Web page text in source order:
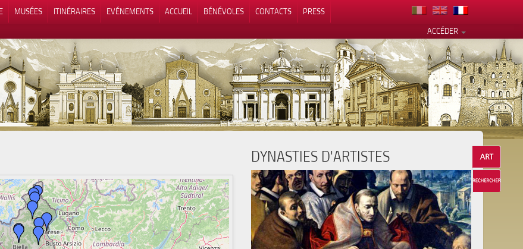
MUSÉES ITINÉRAIRES EVÉNEMENTS ACCUEIL BÉNÉVOLES CONTACTS
PRESS
ACCÉDER
DYNASTIES D'ARTISTES
Vos choix en matière de confidentialité